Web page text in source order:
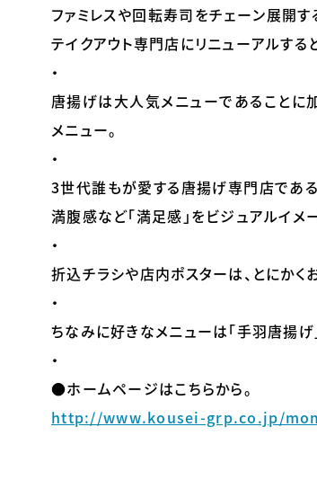
ファミレスや回転寿司をチェーン展開
テイクアウト専門店にリニューアルする
・
唐揚げは大人気メニューであることに
メニュー。
・
3世代誰もが愛する唐揚げ専門店である
満腹感など「満足感」をビジュアルイメ
・
折込チラシや店内ポスターは、とにかく
・
ちなみに好きなメニューは「手羽唐揚
・
●ホームページはこちらから。
http://www.kousei-grp.co.jp/